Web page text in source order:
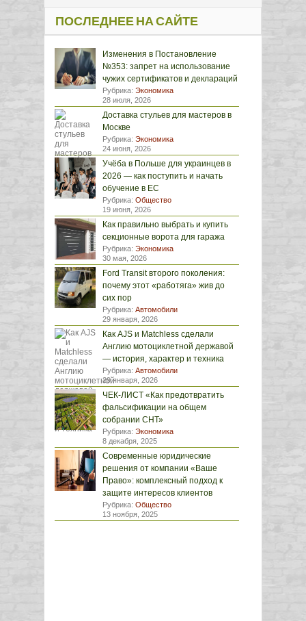
ПОСЛЕДНЕЕ НА САЙТЕ
Изменения в Постановление
№353: запрет на использование
чужих сертификатов и деклараций
Рубрика: Экономика
28 июля, 2026
Доставка стульев для мастеров в
Москве
Рубрика: Экономика
24 июня, 2026
Учёба в Польше для украинцев в
2026 — как поступить и начать
обучение в ЕС
Рубрика: Общество
19 июня, 2026
Как правильно выбрать и купить
секционные ворота для гаража
Рубрика: Экономика
30 мая, 2026
Ford Transit второго поколения:
почему этот «работяга» жив до
сих пор
Рубрика: Автомобили
29 января, 2026
Как AJS и Matchless сделали
Англию мотоциклетной державой
— история, характер и техника
Рубрика: Автомобили
29 января, 2026
ЧЕК-ЛИСТ «Как предотвратить
фальсификации на общем
собрании СНТ»
Рубрика: Экономика
8 декабря, 2025
Современные юридические
решения от компании «Ваше
Право»: комплексный подход к
защите интересов клиентов
Рубрика: Общество
13 ноября, 2025